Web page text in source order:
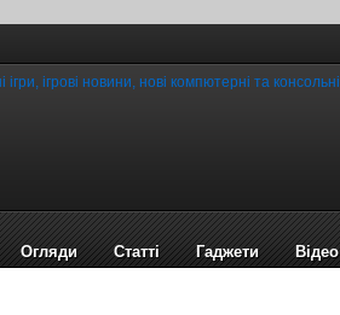
Огляди Статті Гаджети Відео